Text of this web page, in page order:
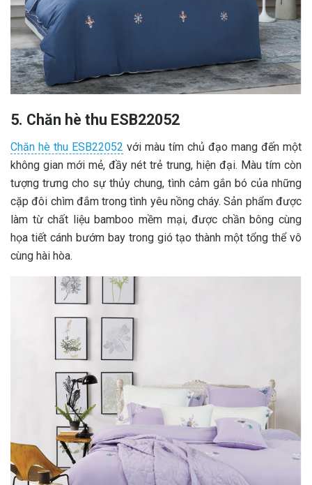
5. Chăn hè thu ESB22052
Chăn hè thu ESB22052 với màu tím chủ đạo mang đến một
không gian mới mẻ, đầy nét trẻ trung, hiện đại. Màu tím còn
tượng trưng cho sự thủy chung, tình cảm gắn bó của những
cặp đôi chìm đắm trong tình yêu nồng cháy. Sản phẩm được
làm từ chất liệu bamboo mềm mại, được chần bông cùng
họa tiết cánh bướm bay trong gió tạo thành một tổng thể vô
cùng hài hòa.